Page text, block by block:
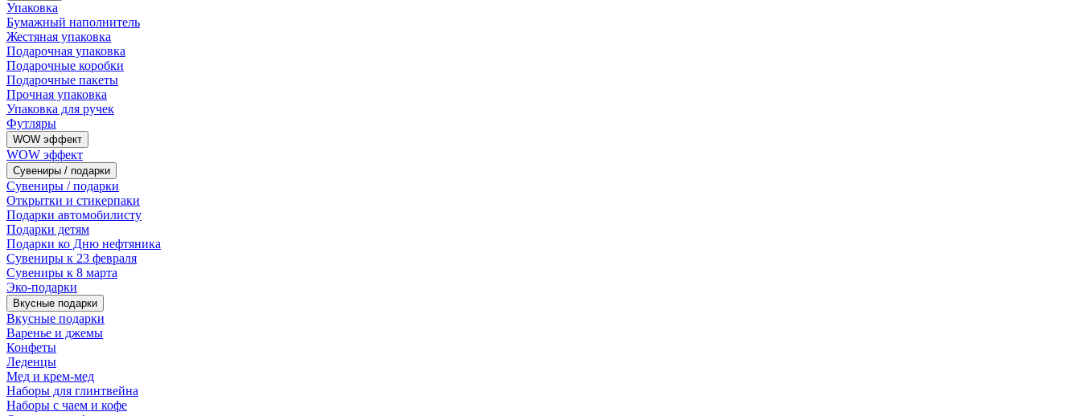
Упаковка
Бумажный наполнитель
Жестяная упаковка
Подарочная упаковка
Подарочные коробки
Подарочные пакеты
Прочная упаковка
Упаковка для ручек
Футляры
WOW эффект
WOW эффект
Сувениры / подарки
Сувениры / подарки
Открытки и стикерпаки
Подарки автомобилисту
Подарки детям
Подарки ко Дню нефтяника
Сувениры к 23 февраля
Сувениры к 8 марта
Эко-подарки
Вкусные подарки
Вкусные подарки
Варенье и джемы
Конфеты
Леденцы
Мед и крем-мед
Наборы для глинтвейна
Наборы с чаем и кофе